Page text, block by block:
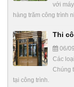
với
hàng trăm công trình
Thi
06/
Các
Chúng
tại công trình.